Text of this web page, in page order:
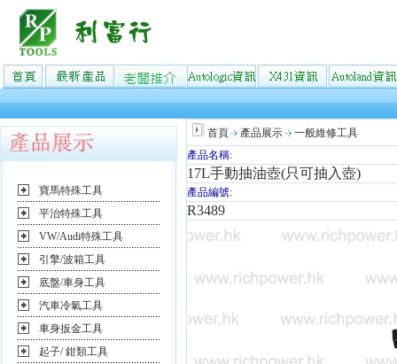
寶馬特殊工具
平治特殊工具
VW/Audi特殊工具
引擎/波箱工具
底盤/車身工具
汽車冷氣工具
車身扳金工具
起子/ 鉗類工具
首頁 產品展示
一般維修工具
產品名稱:
17L手動抽油壺(只可抽入壺)
產品編號:
R3489